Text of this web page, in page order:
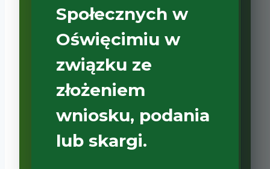
Społecznych w
Oświęcimiu w
związku ze
złożeniem
wniosku, podania
lub skargi.